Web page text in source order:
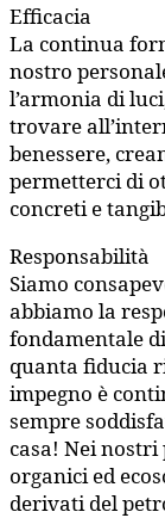
Efficacia
La continua
nostro
l’armonia di
trovare
benessere,
permetterci di
concreti e
Responsabilità
Siamo
abbiamo la
fondamentale
quanta fiducia
impegno è
sempre
casa! Nei
organici ed
derivati del